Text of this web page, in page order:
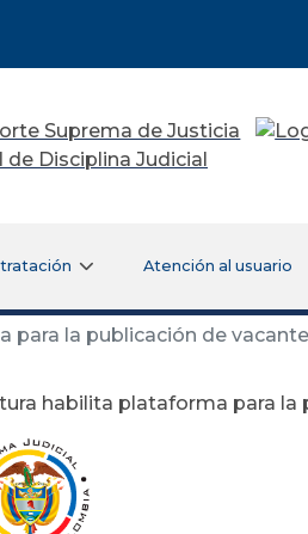
Atención al usuario
para la publicación de
habilita plataforma para la